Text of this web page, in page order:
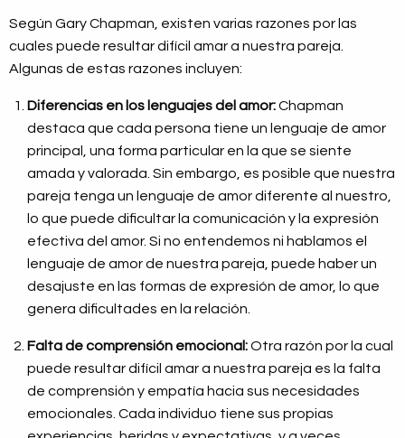
Según Gary Chapman, existen varias razones por las
cuales puede resultar difícil amar a nuestra pareja.
Algunas de estas razones incluyen:
Diferencias en los lenguajes del amor:Chapman
destaca que cada persona tiene un lenguaje de amor
principal, una forma particular en la que se siente
amada y valorada. Sin embargo, es posible que nuestra
pareja tenga un lenguaje de amor diferente al nuestro,
lo que puede dificultar la comunicación y la expresión
efectiva del amor. Si no entendemos ni hablamos el
lenguaje de amor de nuestra pareja, puede haber un
desajuste en las formas de expresión de amor, lo que
genera dificultades en la relación.
Falta de comprensión emocional:Otra razón por la cual
puede resultar difícil amar a nuestra pareja es la falta
de comprensión y empatía hacia sus necesidades
emocionales. Cada individuo tiene sus propias